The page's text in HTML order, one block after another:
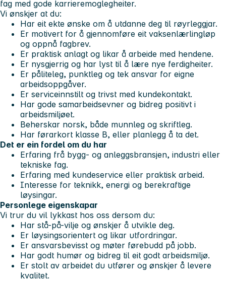
fag med gode karrieremoglegheiter.
Vi ønskjer at du:
Har eit ekte ønske om å utdanne deg til røyrleggjar.
Er motivert for å gjennomføre eit vaksenlærlingløp
og oppnå fagbrev.
Er praktisk anlagt og likar å arbeide med hendene.
Er nysgjerrig og har lyst til å lære nye ferdigheiter.
Er påliteleg, punktleg og tek ansvar for eigne
arbeidsoppgåver.
Er serviceinnstilt og trivst med kundekontakt.
Har gode samarbeidsevner og bidreg positivt i
arbeidsmiljøet.
Beherskar norsk, både munnleg og skriftleg.
Har førarkort klasse B, eller planlegg å ta det.
Det er ein fordel om du har
Erfaring frå bygg- og anleggsbransjen, industri eller
tekniske fag.
Erfaring med kundeservice eller praktisk arbeid.
Interesse for teknikk, energi og berekraftige
løysingar.
Personlege eigenskapar
Vi trur du vil lykkast hos oss dersom du:
Har stå-på-vilje og ønskjer å utvikle deg.
Er løysingsorientert og likar utfordringar.
Er ansvarsbevisst og møter førebudd på jobb.
Har godt humør og bidreg til eit godt arbeidsmiljø.
Er stolt av arbeidet du utfører og ønskjer å levere
kvalitet.